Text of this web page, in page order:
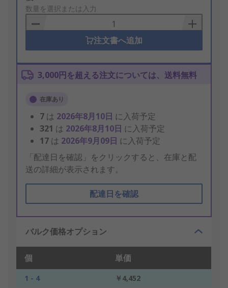
to
Basket
数量を選択または入力
注文書へ追加
3,000円を超える注文については、送料無料
在庫あり
7 は 2026年8月10日 に入荷予定
321 は 2026年8月10日 に入荷予定
17 は 2026年9月09日 に入荷予定
「配達日を確認」をクリックすると、在庫と配
送の詳細が表示されます。
配達日を確認
バルク価格オプション
個 単価
1 - 4
￥4,452